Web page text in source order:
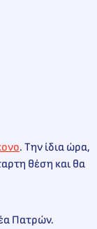
. Την ίδια ώρα,
θέση και θα
Πατρών.